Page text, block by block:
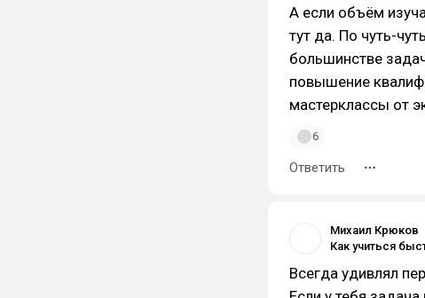
А если объём
тут да. По чуть-
большинстве
повышение
мастерклассы от
6
Ответить
Михаил Крюков
Всегда удивлял